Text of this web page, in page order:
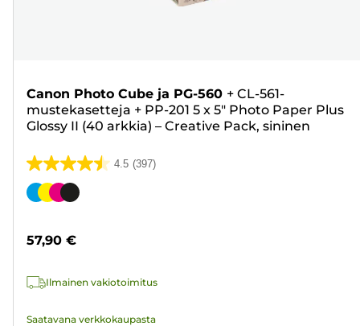
Canon Photo Cube ja PG-560 + CL-561-
mustekasetteja + PP-201 5 x 5" Photo Paper Plus
Glossy II (40 arkkia) – Creative Pack, sininen
4.5 (397)
4.5/5
tähteä.
Värikasetti
57,90 €
Ilmainen vakiotoimitus
Saatavana verkkokaupasta